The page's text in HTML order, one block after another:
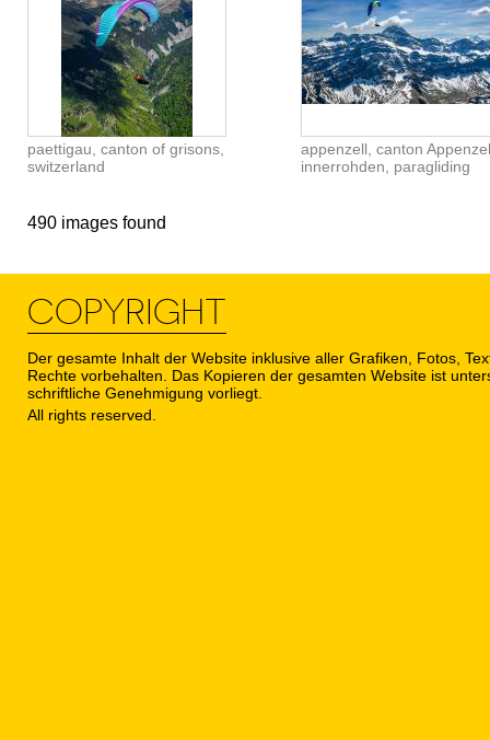
paettigau, canton of grisons,
switzerland
appenzell, canton
innerrohden, paragliding
490 images found
COPYRIGHT
Der gesamte Inhalt der Website inklusive aller Grafiken, Fotos,
Rechte vorbehalten. Das Kopieren der gesamten Website ist
schriftliche Genehmigung vorliegt.
All rights reserved.